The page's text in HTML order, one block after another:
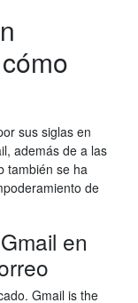
sus siglas en
además de a las
también se ha
de
en
Gmail is the